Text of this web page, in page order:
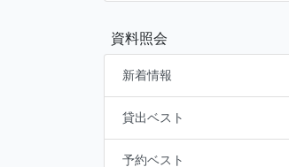
資料照会
新着情報
貸出ベスト
予約ベスト